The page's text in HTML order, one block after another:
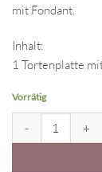
mit Fondant.
Inhalt:
1 Tortenplatte
Vorrätig